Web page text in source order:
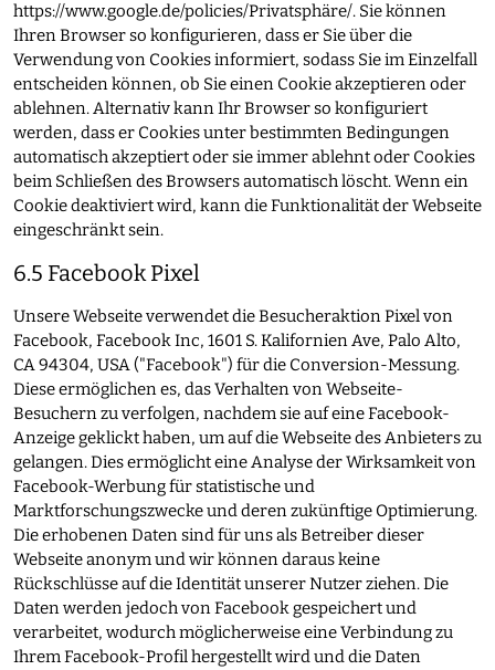
https://www.google.de/policies/Privatsphäre/. Sie können
Ihren Browser so konfigurieren, dass er Sie über die
Verwendung von Cookies informiert, sodass Sie im Einzelfall
entscheiden können, ob Sie einen Cookie akzeptieren oder
ablehnen. Alternativ kann Ihr Browser so konfiguriert
werden, dass er Cookies unter bestimmten Bedingungen
automatisch akzeptiert oder sie immer ablehnt oder Cookies
beim Schließen des Browsers automatisch löscht. Wenn ein
Cookie deaktiviert wird, kann die Funktionalität der Webseite
eingeschränkt sein.
6.5 Facebook Pixel
Unsere Webseite verwendet die Besucheraktion Pixel von
Facebook, Facebook Inc, 1601 S. Kalifornien Ave, Palo Alto,
CA 94304, USA ("Facebook") für die Conversion-Messung.
Diese ermöglichen es, das Verhalten von Webseite-
Besuchern zu verfolgen, nachdem sie auf eine Facebook-
Anzeige geklickt haben, um auf die Webseite des Anbieters zu
gelangen. Dies ermöglicht eine Analyse der Wirksamkeit von
Facebook-Werbung für statistische und
Marktforschungszwecke und deren zukünftige Optimierung.
Die erhobenen Daten sind für uns als Betreiber dieser
Webseite anonym und wir können daraus keine
Rückschlüsse auf die Identität unserer Nutzer ziehen. Die
Daten werden jedoch von Facebook gespeichert und
verarbeitet, wodurch möglicherweise eine Verbindung zu
Ihrem Facebook-Profil hergestellt wird und die Daten